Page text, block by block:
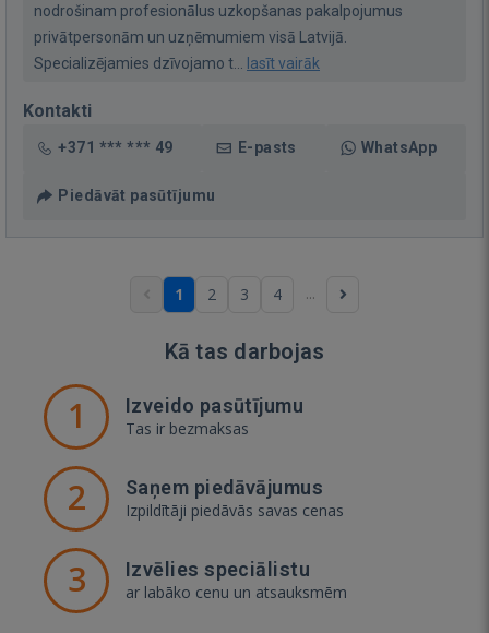
nodrošinam profesionālus uzkopšanas pakalpojumus
privātpersonām un uzņēmumiem visā Latvijā.
Specializējamies dzīvojamo t... lasīt vairāk
Kontakti
+371 *** *** 49 E-pasts WhatsApp
Piedāvāt pasūtījumu
1 2 3 4 ...
Kā tas darbojas
1 Izveido pasūtījumu
Tas ir bezmaksas
2 Saņem piedāvājumus
Izpildītāji piedāvās savas cenas
3 Izvēlies speciālistu
ar labāko cenu un atsauksmēm